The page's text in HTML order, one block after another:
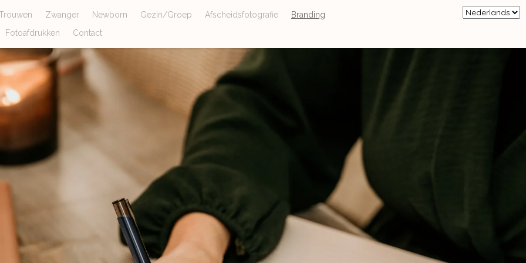
Zwanger Newborn Gezin/Groep Afscheidsfotografie
Branding
Fotoafdrukken Contact